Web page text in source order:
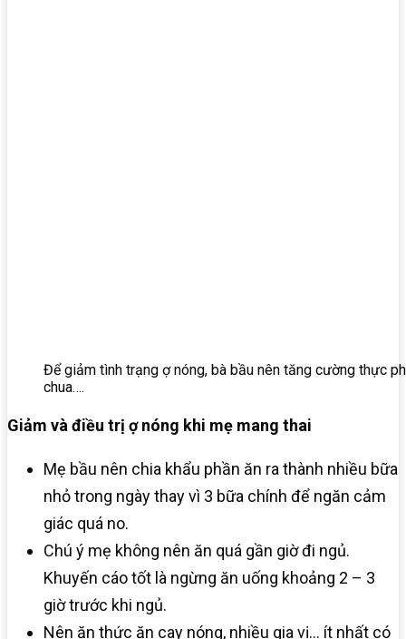
Để giảm tình trạng ợ nóng, bà bầu nên tăng cường thực
chua….
Giảm và điều trị ợ nóng khi mẹ mang thai
Mẹ bầu nên chia khẩu phần ăn ra thành nhiều bữa
nhỏ trong ngày thay vì 3 bữa chính để ngăn cảm
giác quá no.
Chú ý mẹ không nên ăn quá gần giờ đi ngủ.
Khuyến cáo tốt là ngừng ăn uống khoảng 2 – 3
giờ trước khi ngủ.
Nên ăn thức ăn cay nóng, nhiều gia vị… ít nhất có